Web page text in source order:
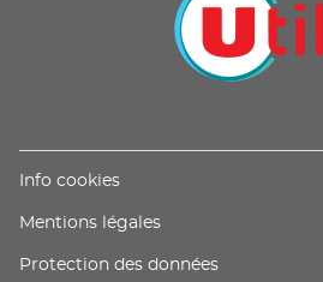
PROXIMITÉ
UTILE
Info cookies(ouvre
une
fenêtre)
Mentions légales(ouvre
une
Protection des données(ouvre